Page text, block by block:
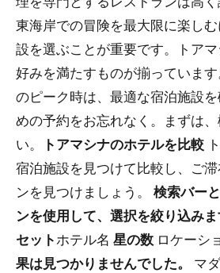
東海岸での冒険を最大限に楽し
設を選ぶことが重要です。トア
好みを満たすものが揃っていま
のピーク時は、最適な宿泊施設
めの予約をお忘れなく。まずは
い。
トアマシナのホテルを比較
宿泊施設を見つけて比較し、ご
ンを見つけましょう。 検索バー
ンを使用して、選択を絞り込み
セットホテル名 星の数 ロケーシ
果は見つかりませんでした。
マ